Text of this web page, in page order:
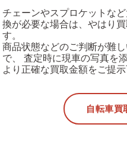
チェーンやスプロケットな
換が必要な場合は、やはり
す。
商品状態などのご判断が難
で、 査定時に現車の写真を
より正確な買取金額をご提示
自転車買